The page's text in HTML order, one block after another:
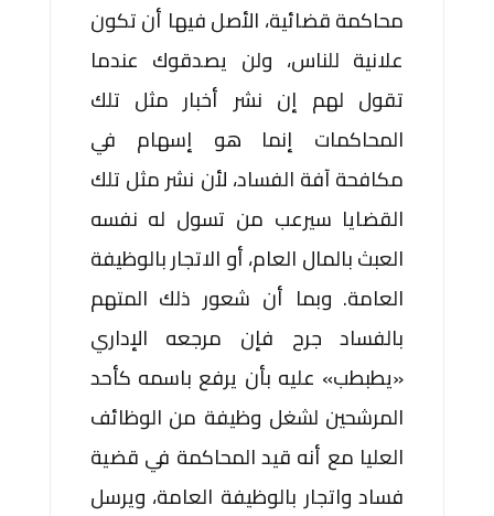
محاكمة قضائية، الأصل فيها أن تكون
علانية للناس، ولن يصدقوك عندما
تقول لهم إن نشر أخبار مثل تلك
المحاكمات إنما هو إسهام في
مكافحة آفة الفساد، لأن نشر مثل تلك
القضايا سيرعب من تسول له نفسه
العبث بالمال العام، أو الاتجار بالوظيفة
العامة. وبما أن شعور ذلك المتهم
بالفساد جرح فإن مرجعه الإداري
«يطبطب» عليه بأن يرفع باسمه كأحد
المرشحين لشغل وظيفة من الوظائف
العليا مع أنه قيد المحاكمة في قضية
فساد واتجار بالوظيفة العامة، ويرسل